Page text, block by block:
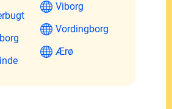
Viborg
Vordingborg
Ærø